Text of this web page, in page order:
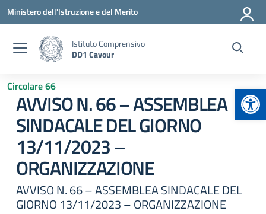
Vai ai contenuti
Vai al menu di navigazione
Vai al footer
Ministero dell'Istruzione e del Merito
Istituto Comprensivo
DD1 Cavour
Circolare 66
AVVISO N. 66 – ASSEMBLEA
SINDACALE DEL GIORNO
13/11/2023 –
ORGANIZZAZIONE
AVVISO N. 66 – ASSEMBLEA SINDACALE DEL
GIORNO 13/11/2023 – ORGANIZZAZIONE